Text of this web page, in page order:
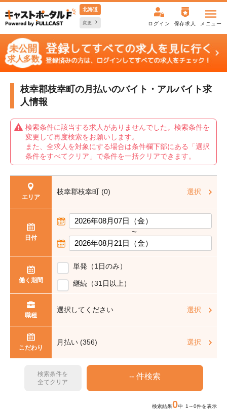
北海道
変更 ログイン 保存求人 メニュー
枝幸郡枝幸町の月払いのバイト・アルバイト求
人情報
検索条件に該当する求人がありませんでした。検索条件を
変更して再度検索をお願いします。
また、全求人を対象にする場合は条件欄下部にある「選択
条件をすべてクリア」で条件を一括クリアできます。
エリア
枝幸郡枝幸町 (0) 選択
日付
〜
働く期間
単発（1日のみ）
継続（31日以上）
職種
選択してください 選択
こだわり
月払い (356) 選択
検索条件を
全てクリア
検索結果0中 1～0件を表示